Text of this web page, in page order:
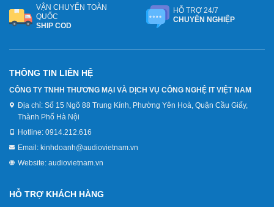
VẬN CHUYỂN TOÀN
QUỐC
SHIP COD
HỖ TRỢ 24/7
CHUYÊN NGHIỆP
THÔNG TIN LIÊN HỆ
CÔNG TY TNHH THƯƠNG MẠI VÀ DỊCH VỤ CÔNG NGHỆ IT VIỆT NAM
Địa chỉ: Số 15 Ngõ 88 Trung Kính, Phường Yên Hoà, Quận Cầu Giấy,
Thành Phố Hà Nội
Hotline: 0914.212.616
Email: kinhdoanh@audiovietnam.vn
Website: audiovietnam.vn
HỖ TRỢ KHÁCH HÀNG